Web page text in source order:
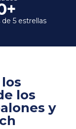
5 estrellas
los
y